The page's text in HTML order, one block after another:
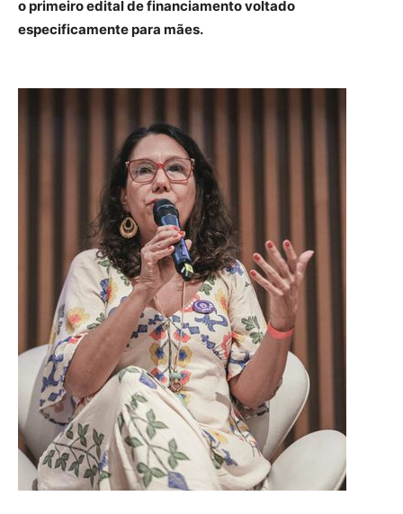
o primeiro edital de financiamento voltado
especificamente para mães.